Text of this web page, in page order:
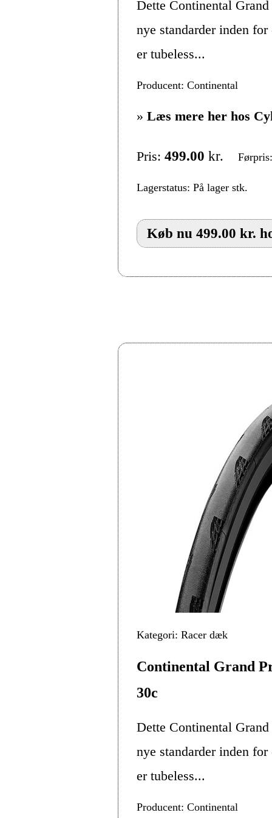
Dette Continental
nye standarder inden
er tubeless...
Producent: Continental
» Læs mere her hos
Pris: 499.00 kr.
Lagerstatus: På lager stk.
Køb nu 499.00 kr.
Kategori: Racer dæk
Continental Grand
30c
Dette Continental
nye standarder inden
er tubeless...
Producent: Continental